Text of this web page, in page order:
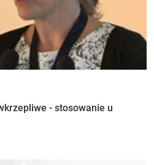
- stosowanie u